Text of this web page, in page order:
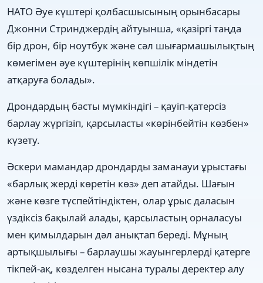
НАТО Әуе күштері қолбасшысының орынбасары
Джонни Стринджердің айтуынша, «қазіргі таңда
бір дрон, бір ноутбук және сәл шығармашылықтың
көмегімен әуе күштерінің көпшілік міндетін
атқаруға болады».
Дрондардың басты мүмкіндігі – қауіп-қатерсіз
барлау жүргізіп, қарсыласты «көрінбейтін көзбен»
күзету.
Әскери мамандар дрондарды заманауи ұрыстағы
«барлық жерді көретін көз» деп атайды. Шағын
және көзге түспейтіндіктен, олар ұрыс даласын
үздіксіз бақылай алады, қарсыластың орналасуы
мен қимылдарын дәл анықтап береді. Мұның
артықшылығы – барлаушы жауынгерлерді қатерге
тікпей-ақ, көзделген нысана туралы деректер алу